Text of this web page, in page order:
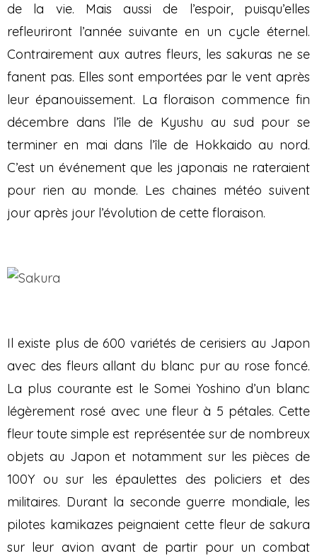
de la vie. Mais aussi de l’espoir, puisqu’elles
refleuriront l’année suivante en un cycle éternel.
Contrairement aux autres fleurs, les sakuras ne se
fanent pas. Elles sont emportées par le vent après
leur épanouissement. La floraison commence fin
décembre dans l’île de Kyushu au sud pour se
terminer en mai dans l’île de Hokkaido au nord.
C’est un événement que les japonais ne rateraient
pour rien au monde. Les chaines météo suivent
jour après jour l’évolution de cette floraison.
Il existe plus de 600 variétés de cerisiers au Japon
avec des fleurs allant du blanc pur au rose foncé.
La plus courante est le Somei Yoshino d’un blanc
légèrement rosé avec une fleur à 5 pétales. Cette
fleur toute simple est représentée sur de nombreux
objets au Japon et notamment sur les pièces de
100Y ou sur les épaulettes des policiers et des
militaires. Durant la seconde guerre mondiale, les
pilotes kamikazes peignaient cette fleur de sakura
sur leur avion avant de partir pour un combat